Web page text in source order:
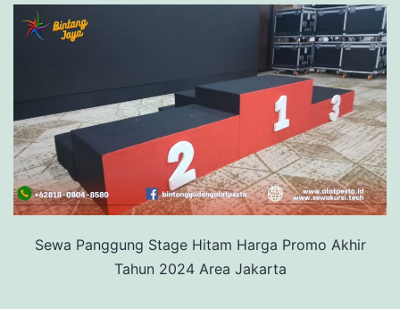
Sewa Panggung Stage Hitam Harga Promo Akhir
Tahun 2024 Area Jakarta